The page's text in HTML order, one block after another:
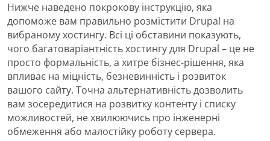
Нижче наведено покрокову інструкцію, яка
допоможе вам правильно розмістити Drupal на
вибраному хостингу. Всі ці обставини показують,
чого багатоваріантність хостингу для Drupal – це не
просто формальність, а хитре бізнес-рішення, яка
впливає на міцність, безневинність і розвиток
вашого сайту. Точна альтернативність дозволить
вам зосередитися на розвитку контенту і списку
можливостей, не хвилюючись про інженерні
обмеження або малостійку роботу сервера.